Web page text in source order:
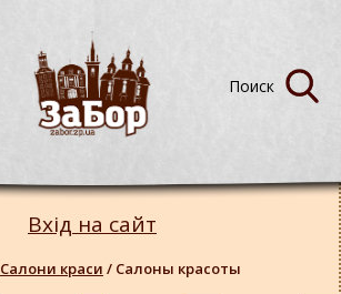
Вхід на сайт
Салони краси / Салоны красоты